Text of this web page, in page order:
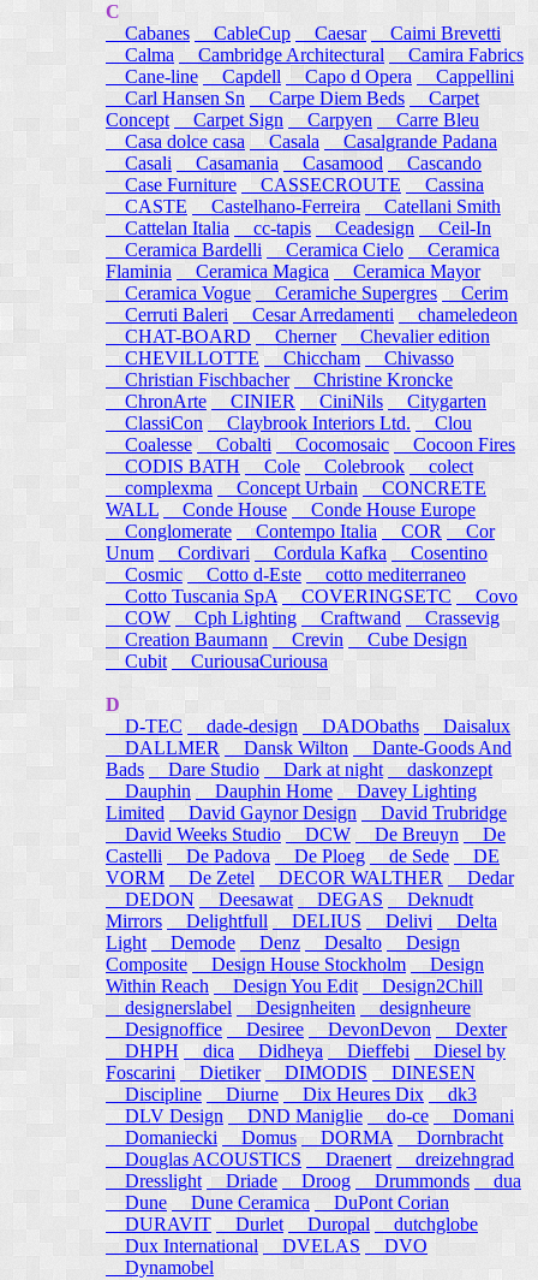
C
Cabanes
CableCup Caesar
Caimi Brevetti
Calma
Cambridge Architectural
Camira Fabrics
Cane-line
Capdell Capo d Opera
Cappellini
Carl Hansen Sn
Carpe Diem Beds
Carpet
Concept
Carpet Sign Carpyen
Carre Bleu
Casa dolce casa
Casala
Casalgrande Padana
Casali
Casamania Casamood
Cascando
Case Furniture
CASSECROUTE
Cassina
CASTE
Castelhano-Ferreira
Catellani Smith
Cattelan Italia
cc-tapis Ceadesign
Ceil-In
Ceramica Bardelli
Ceramica Cielo
Ceramica
Flaminia
Ceramica Magica
Ceramica Mayor
Ceramica Vogue
Ceramiche Supergres Cerim
Cerruti Baleri
Cesar Arredamenti
chameledeon
CHAT-BOARD
Cherner
Chevalier edition
CHEVILLOTTE
Chiccham
Chivasso
Christian Fischbacher
Christine Kroncke
ChronArte
CINIER CiniNils
Citygarten
ClassiCon
Claybrook Interiors Ltd.
Clou
Coalesse
Cobalti Cocomosaic
Cocoon Fires
CODIS BATH
Cole Colebrook
colect
complexma
Concept Urbain
CONCRETE
WALL
Conde House
Conde House Europe
Conglomerate
Contempo Italia COR
Cor
Unum
Cordivari Cordula Kafka
Cosentino
Cosmic
Cotto d-Este
cotto mediterraneo
Cotto Tuscania SpA
COVERINGSETC
Covo
COW
Cph Lighting Craftwand
Crassevig
Creation Baumann
Crevin
Cube Design
Cubit
CuriousaCuriousa
D
D-TEC
dade-design DADObaths
Daisalux
DALLMER
Dansk Wilton
Dante-Goods And
Bads
Dare Studio Dark at night
daskonzept
Dauphin
Dauphin Home
Davey Lighting
Limited
David Gaynor Design
David Trubridge
David Weeks Studio
DCW De Breuyn
De
Castelli
De Padova De Ploeg de Sede
DE
VORM
De Zetel DECOR WALTHER
Dedar
DEDON
Deesawat DEGAS
Deknudt
Mirrors
Delightfull DELIUS Delivi
Delta
Light
Demode Denz Desalto
Design
Composite
Design House Stockholm
Design
Within Reach
Design You Edit
Design2Chill
designerslabel
Designheiten
designheure
Designoffice
Desiree DevonDevon
Dexter
DHPH
dica Didheya Dieffebi
Diesel by
Foscarini
Dietiker DIMODIS
DINESEN
Discipline
Diurne Dix Heures Dix
dk3
DLV Design
DND Maniglie do-ce
Domani
Domaniecki
Domus DORMA
Dornbracht
Douglas ACOUSTICS
Draenert
dreizehngrad
Dresslight Driade Droog Drummonds
dua
Dune
Dune Ceramica
DuPont Corian
DURAVIT
Durlet Duropal
dutchglobe
Dux International
DVELAS
DVO
Dynamobel